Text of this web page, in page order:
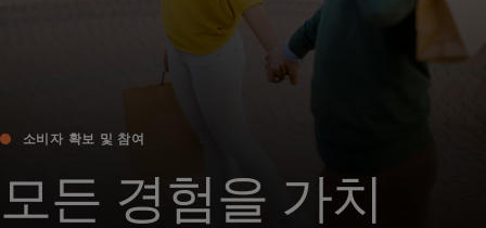
소비자 확보 및 참여
모든 경험을 가치